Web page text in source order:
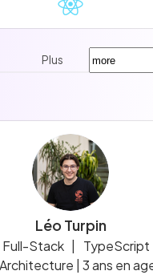
Plus
Léo Turpin
Stack | TypeScript
| 3 ans en